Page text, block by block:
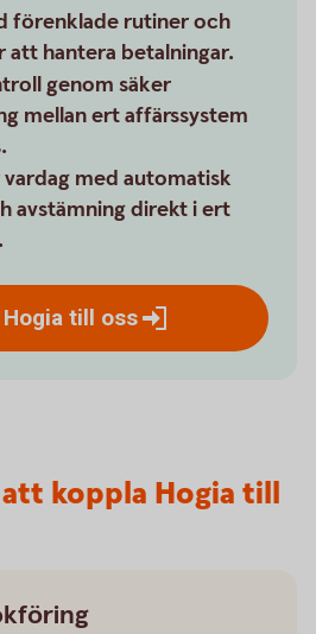
förenklade rutiner och
att hantera betalningar.
genom säker
mellan ert affärssystem
med automatisk
avstämning direkt i ert
till oss
koppla Hogia till